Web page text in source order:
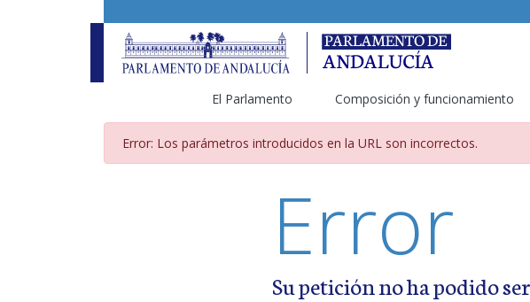
El Parlamento Composición y funcionamiento
Página de error por parámetros
Error: Los parámetros introducidos en la URL son incorrectos.
Error
Su petición no ha podido